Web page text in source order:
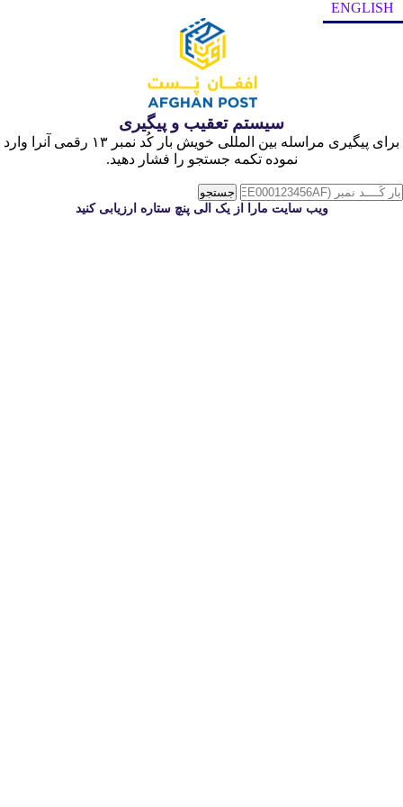
ENGLISH
سیستم تعقیب و پیگیری
برای پیگیری مراسله بین المللی خویش بار کُد نمبر ١٣ رقمی آنرا وارد
نموده تکمه جستجو را فشار دهید.
ویب سایت مارا از یک الی پنچ ستاره ارزیابی کنید